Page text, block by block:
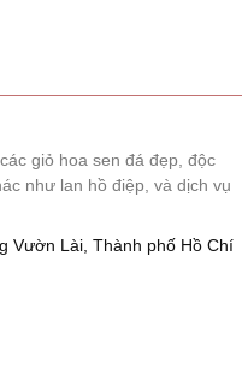
giỏ hoa sen đá đẹp, độc
như lan hồ điệp, và dịch vụ
Vườn Lài, Thành phố Hồ Chí